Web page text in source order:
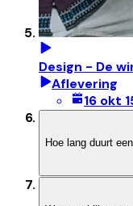
Design - De
Aflevering
16 okt
Hoe lang duurt